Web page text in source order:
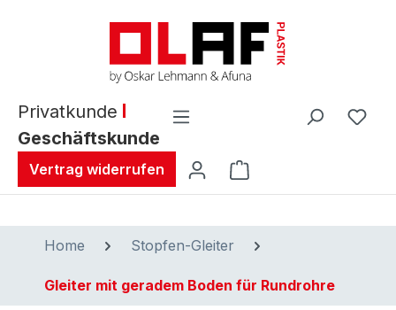
Privatkunde
Geschäftskunde
Vertrag widerrufen Warenkorb enthält
Home Stopfen-Gleiter
Gleiter mit geradem Boden für Rundrohre